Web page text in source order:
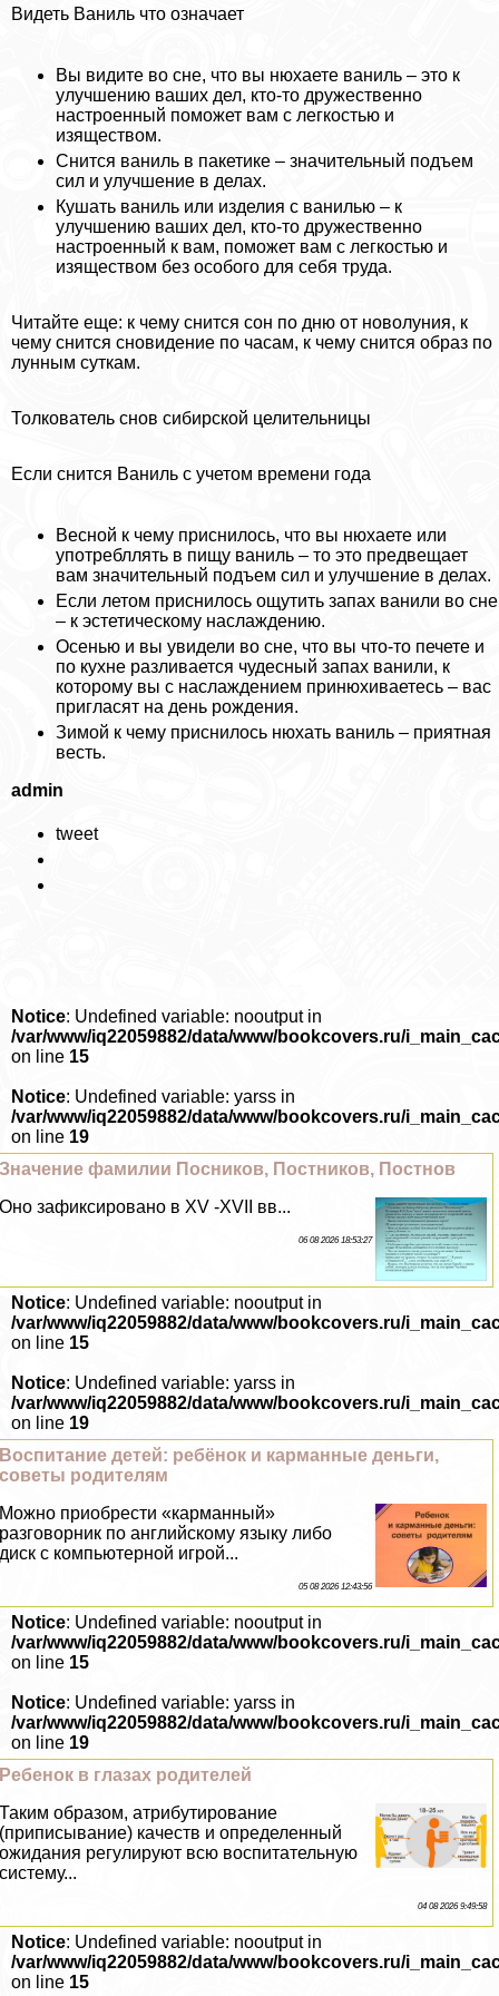
Видеть Ваниль что означает
Вы видите во сне, что вы нюхаете ваниль – это к
улучшению ваших дел, кто-то дружественно
настроенный поможет вам с легкостью и
изяществом.
Снится ваниль в пакетике – значительный подъем
сил и улучшение в делах.
Кушать ваниль или изделия с ванилью – к
улучшению ваших дел, кто-то дружественно
настроенный к вам, поможет вам с легкостью и
изяществом без особого для себя труда.
Читайте еще: к чему снится сон по дню от новолуния, к
чему снится сновидение по часам, к чему снится образ по
лунным суткам.
Толкователь снов сибирской целительницы
Если снится Ваниль с учетом времени года
Весной к чему приснилось, что вы нюхаете или
употрeбллять в пищу ваниль – то это предвещает
вам значительный подъем сил и улучшение в делах.
Если летом приснилось ощутить запах ванили во сне
– к эстетическому наслаждению.
Осенью и вы увидели во сне, что вы что-то печете и
по кухне разливается чудесный запах ванили, к
которому вы с наслаждением принюхиваетесь – вас
пригласят на день рождения.
Зимой к чему приснилось нюхать ваниль – приятная
весть.
admin
tweet
Notice: Undefined variable: nooutput in
/var/www/iq22059882/data/www/bookcovers.ru/
on line 15
Notice: Undefined variable: yarss in
/var/www/iq22059882/data/www/bookcovers.ru/
on line 19
Значение фамилии Посников, Постников, Постнов
Оно зафиксировано в XV -XVII вв...
06 08 2026 18:53:27
Notice: Undefined variable: nooutput in
/var/www/iq22059882/data/www/bookcovers.ru/
on line 15
Notice: Undefined variable: yarss in
/var/www/iq22059882/data/www/bookcovers.ru/
on line 19
Воспитание детей: ребёнок и карманные деньги,
советы родителям
Можно приобрести «карманный»
разговорник по английскому языку либо
диск с компьютерной игрой...
05 08 2026 12:43:56
Notice: Undefined variable: nooutput in
/var/www/iq22059882/data/www/bookcovers.ru/
on line 15
Notice: Undefined variable: yarss in
/var/www/iq22059882/data/www/bookcovers.ru/
on line 19
Ребенок в глазах родителей
Таким образом, атрибутирование
(приписывание) качеств и определенный
ожидания регулируют всю воспитательную
систему...
04 08 2026 9:49:58
Notice: Undefined variable: nooutput in
/var/www/iq22059882/data/www/bookcovers.ru/
on line 15